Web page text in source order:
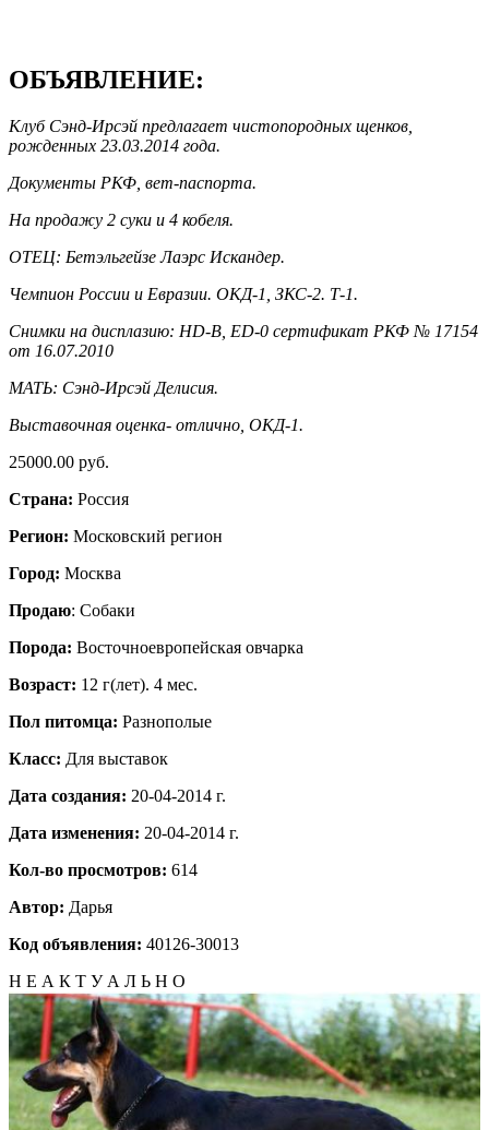
ОБЪЯВЛЕНИЕ:
Клуб Сэнд-Ирсэй предлагает чистопородных щенков,
рожденных 23.03.2014 года.
Документы РКФ, вет-паспорта.
На продажу 2 суки и 4 кобеля.
ОТЕЦ: Бетэльгейзе Лаэрс Искандер.
Чемпион России и Евразии. ОКД-1, ЗКС-2. Т-1.
Снимки на дисплазию: HD-В, ED-0 сертификат РКФ № 17154
от 16.07.2010
МАТЬ: Сэнд-Ирсэй Делисия.
Выставочная оценка- отлично, ОКД-1.
25000.00 руб.
Страна: Россия
Регион: Московский регион
Город: Москва
Продаю: Собаки
Порода: Восточноевропейская овчарка
Возраст: 12 г(лет). 4 мес.
Пол питомца: Разнополые
Класс: Для выставок
Дата создания: 20-04-2014 г.
Дата изменения: 20-04-2014 г.
Кол-во просмотров: 614
Автор: Дарья
Код объявления: 40126-30013
Н Е А К Т У А Л Ь Н О